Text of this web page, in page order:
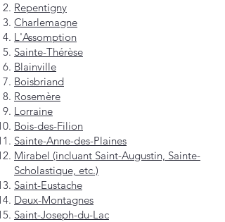
Repentigny
Charlemagne
L'Assomption
Sainte-Thérèse
Blainville
Boisbriand
Rosemère
Lorraine
Bois-des-Filion
Sainte-Anne-des-Plaines
Mirabel (incluant Saint-Augustin, Sainte-
Scholastique, etc.)
Saint-Eustache
Deux-Montagnes
Saint-Joseph-du-Lac